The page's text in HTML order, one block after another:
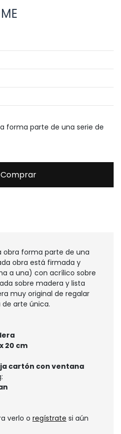
forma parte de una serie de
Comprar
obra forma parte de una
obra está firmada y
a una) con acrílico sobre
sobre madera y lista
muy original de regalar
arte única.
20 cm
cartón con ventana
verlo o regístrate si aún